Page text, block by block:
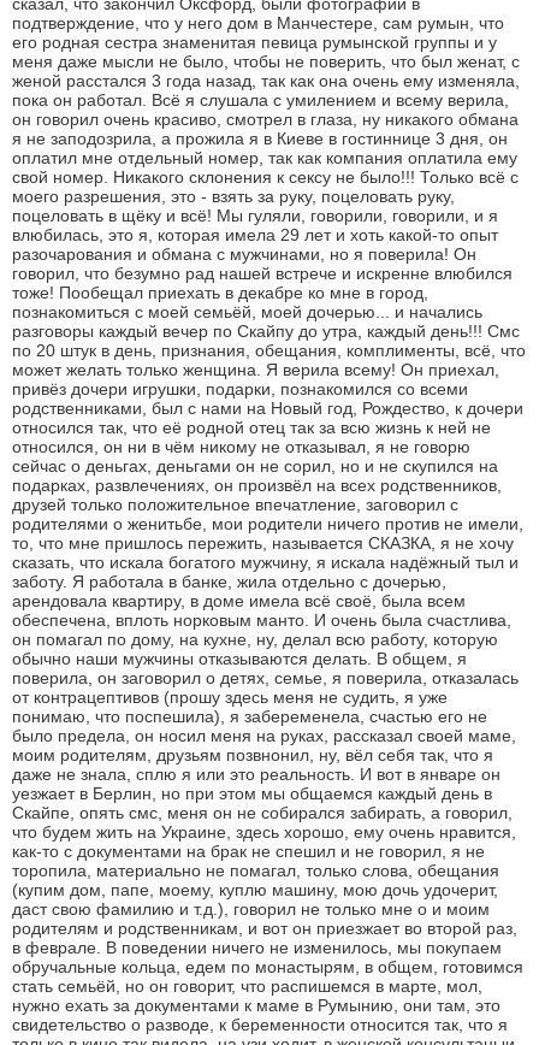
подтверждение, что у него дом в Манчестере, сам румын, что
его родная сестра знаменитая певица румынской группы и у
меня даже мысли не было, чтобы не поверить, что был женат, с
женой расстался 3 года назад, так как она очень ему изменяла,
пока он работал. Всё я слушала с умилением и всему верила,
он говорил очень красиво, смотрел в глаза, ну никакого обмана
я не заподозрила, а прожила я в Киеве в гостиннице 3 дня, он
оплатил мне отдельный номер, так как компания оплатила ему
свой номер. Никакого склонения к сексу не было!!! Только всё с
моего разрешения, это - взять за руку, поцеловать руку,
поцеловать в щёку и всё! Мы гуляли, говорили, говорили, и я
влюбилась, это я, которая имела 29 лет и хоть какой-то опыт
разочарования и обмана с мужчинами, но я поверила! Он
говорил, что безумно рад нашей встрече и искренне влюбился
тоже! Пообещал приехать в декабре ко мне в город,
познакомиться с моей семьёй, моей дочерью... и начались
разговоры каждый вечер по Скайпу до утра, каждый день!!! Смс
по 20 штук в день, признания, обещания, комплименты, всё, что
может желать только женщина. Я верила всему! Он приехал,
привёз дочери игрушки, подарки, познакомился со всеми
родственниками, был с нами на Новый год, Рождество, к дочери
относился так, что её родной отец так за всю жизнь к ней не
относился, он ни в чём никому не отказывал, я не говорю
сейчас о деньгах, деньгами он не сорил, но и не скупился на
подарках, развлечениях, он произвёл на всех родственников,
друзей только положительное впечатление, заговорил с
родителями о женитьбе, мои родители ничего против не имели,
то, что мне пришлось пережить, называется СКАЗКА, я не хочу
сказать, что искала богатого мужчину, я искала надёжный тыл и
заботу. Я работала в банке, жила отдельно с дочерью,
арендовала квартиру, в доме имела всё своё, была всем
обеспечена, вплоть норковым манто. И очень была счастлива,
он помагал по дому, на кухне, ну, делал всю работу, которую
обычно наши мужчины отказываются делать. В общем, я
поверила, он заговорил о детях, семье, я поверила, отказалась
от контрацептивов (прошу здесь меня не судить, я уже
понимаю, что поспешила), я забеременела, счастью его не
было предела, он носил меня на руках, рассказал своей маме,
моим родителям, друзьям позвнонил, ну, вёл себя так, что я
даже не знала, сплю я или это реальность. И вот в январе он
уезжает в Берлин, но при этом мы общаемся каждый день в
Скайпе, опять смс, меня он не собирался забирать, а говорил,
что будем жить на Украине, здесь хорошо, ему очень нравится,
как-то с документами на брак не спешил и не говорил, я не
торопила, материально не помагал, только слова, обещания
(купим дом, папе, моему, куплю машину, мою дочь удочерит,
даст свою фамилию и т.д.), говорил не только мне о и моим
родителям и родственникам, и вот он приезжает во второй раз,
в феврале. В поведении ничего не изменилось, мы покупаем
обручальные кольца, едем по монастырям, в общем, готовимся
стать семьёй, но он говорит, что распишемся в марте, мол,
нужно ехать за документами к маме в Румынию, они там, это
свидетельство о разводе, к беременности относится так, что я